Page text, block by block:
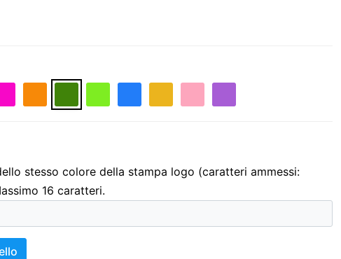
stesso colore della stampa logo (caratteri ammessi:
16 caratteri.